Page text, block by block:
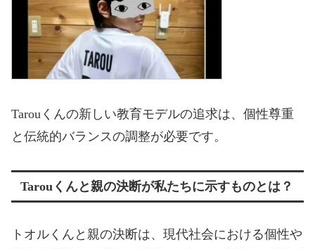
Tarou くんの新しい教育モデルの追求は、個性尊重
と伝統的バランスの調整が必要です。
Tarouくんと親の決断が私たちに示すものとは？
トオルくんと親の決断は、現代社会における個性や